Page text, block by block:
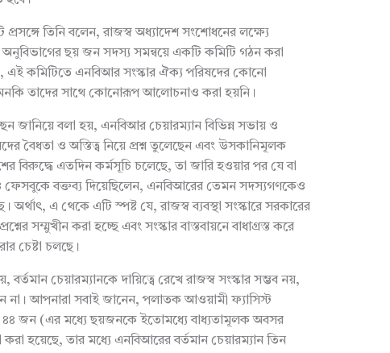
তিনি বলেন, রাজস্ব অধ্যাদেশ সংশোধনের লক্ষ্যে
ছয় জন সদস্য সমন্বয়ে একটি কমিটি গঠন করা
এই কমিটিতে এনবিআর সংস্কার ঐক্য পরিষদের কোনো
তাদের সাথে কোনোরূপ আলোচনাও করা হয়নি।
জানিয়ে বলা হয়, এনবিআর চেয়ারম্যান বিভিন্ন সভায় ও
বৈধতা ও অস্তিত্ব নিয়ে প্রশ্ন তুলেছেন এবং উসকানিমূলক
বিরুদ্ধে এতদিন কর্মসূচি চলেছে, তা জারি হওয়ার পর যে বা
ও ফেসবুকে বক্তব্য দিয়েছিলেন, এনবিআরের তেমন সদস্যগণকেও
অর্থাৎ, এ থেকে এটি স্পষ্ট যে, রাজস্ব ব্যবস্থা সংস্কারে সরকারের
সম্মুখীন করা হচ্ছে এবং সংস্কার বাস্তবায়নে বাধাগ্রস্ত করে
চেষ্টা চলছে।
চেয়ারম্যানকে দায়িত্বে রেখে রাজস্ব সংস্কার সম্ভব নয়,
না। আপনারা সবাই জানেন, পলাতক আওয়ামী ফ্যাসিস্ট
৪৪ জন (এর মধ্যে ছয়জনকে ইতোমধ্যে বাধ্যতামূলক অবসর
হয়েছে, তার মধ্যে এনবিআরের বর্তমান চেয়ারম্যান তিন